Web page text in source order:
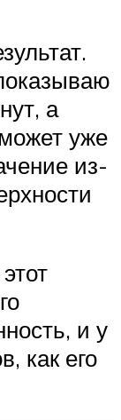
а
уже
из-
и у
как его